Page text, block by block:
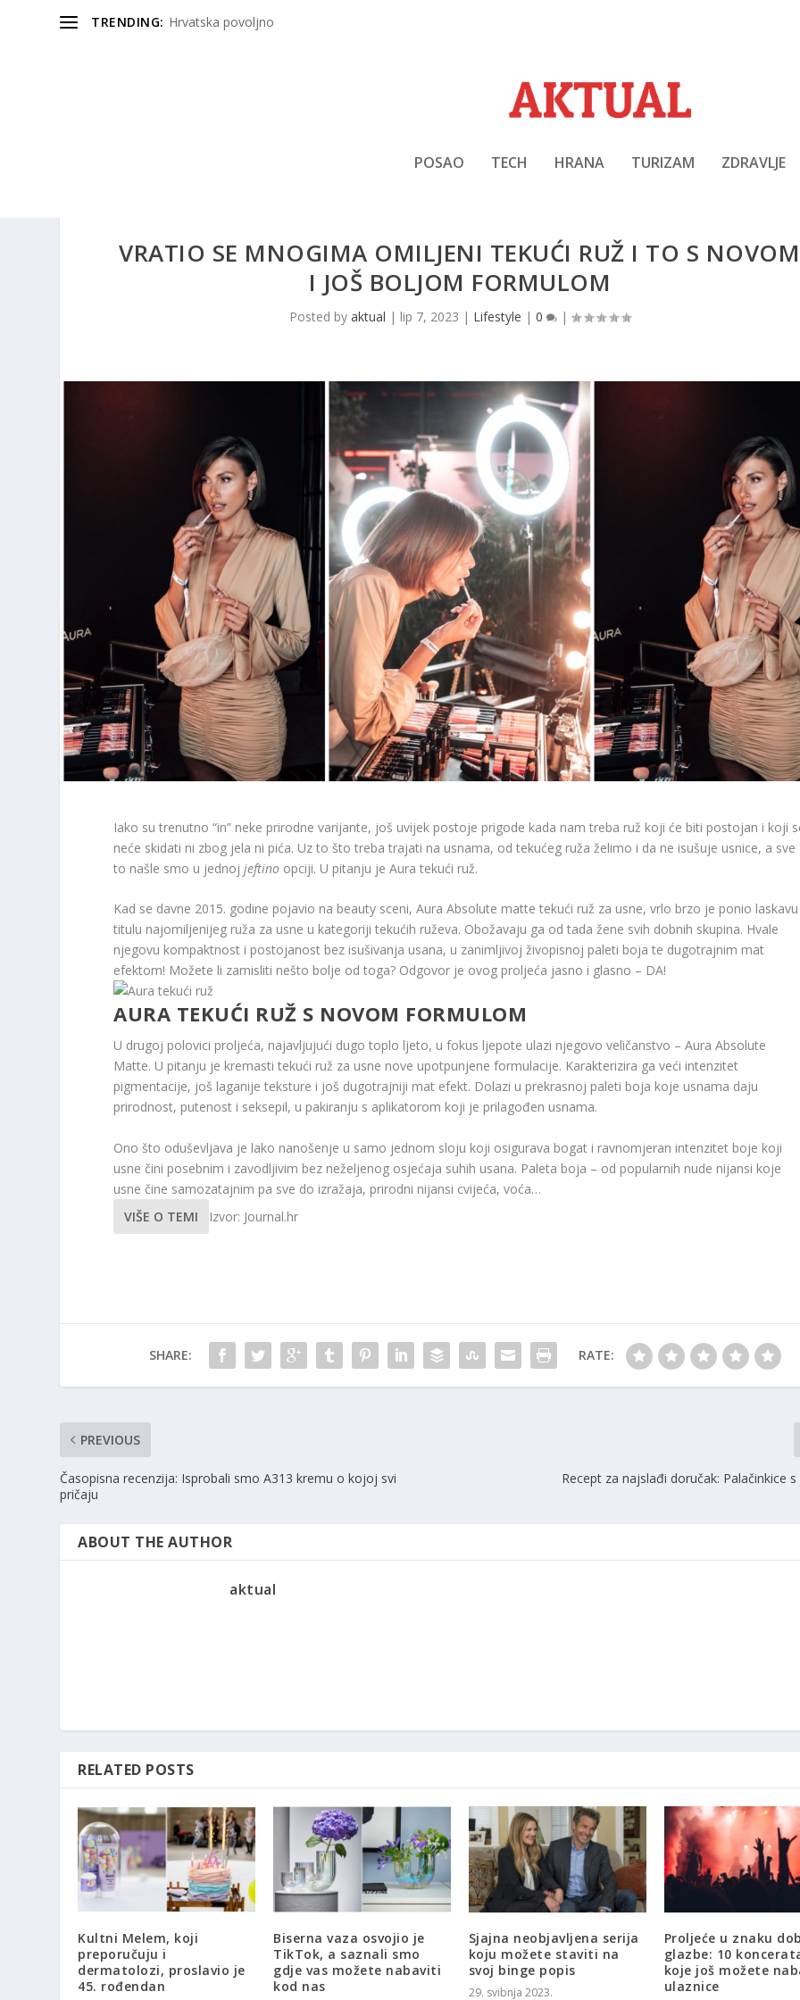
TRENDING: Hrvatska povoljno
POSAO TECH HRANA TURIZAM ZDRAVLJE
VRATIO SE MNOGIMA OMILJENI TEKUĆI RUŽ I TO S NOVOM
I JOŠ BOLJOM FORMULOM
Posted by aktual | lip 7, 2023 | Lifestyle | 0 |
Iako su trenutno “in” neke prirodne varijante, još uvijek postoje prigode kada nam treba ruž koji će biti postojan i koji
neće skidati ni zbog jela ni pića. Uz to što treba trajati na usnama, od tekućeg ruža želimo i da ne isušuje usnice, a sve
to našle smo u jednojjeftino opciji. U pitanju je Aura tekući ruž.
Kad se davne 2015. godine pojavio na beauty sceni, Aura Absolute matte tekući ruž za usne, vrlo brzo je ponio laskavu
titulu najomiljenijeg ruža za usne u kategoriji tekućih ruževa. Obožavaju ga od tada žene svih dobnih skupina. Hvale
njegovu kompaktnost i postojanost bez isušivanja usana, u zanimljivoj živopisnoj paleti boja te dugotrajnim mat
efektom! Možete li zamisliti nešto bolje od toga? Odgovor je ovog proljeća jasno i glasno – DA!
AURA TEKUĆI RUŽ S NOVOM FORMULOM
U drugoj polovici proljeća, najavljujući dugo toplo ljeto, u fokus ljepote ulazi njegovo veličanstvo – Aura Absolute
Matte. U pitanju je kremasti tekući ruž za usne nove upotpunjene formulacije. Karakterizira ga veći intenzitet
pigmentacije, još laganije teksture i još dugotrajniji mat efekt. Dolazi u prekrasnoj paleti boja koje usnama daju
prirodnost, putenost i seksepil, u pakiranju s aplikatorom koji je prilagođen usnama.
Ono što oduševljava je lako nanošenje u samo jednom sloju koji osigurava bogat i ravnomjeran intenzitet boje koji
usne čini posebnim i zavodljivim bez neželjenog osjećaja suhih usana. Paleta boja – od popularnih nude nijansi koje
usne čine samozatajnim pa sve do izražaja, prirodni nijansi cvijeća, voća…
VIŠE O TEMI
Izvor: Journal.hr
SHARE: RATE:
PREVIOUS
Časopisna recenzija: Isprobali smo A313 kremu o kojoj svi
pričaju
Recept za najslađi doručak: Palačinkice
ABOUT THE AUTHOR
aktual
RELATED POSTS
Kultni Melem, koji
preporučuju i
dermatolozi, proslavio je
45. rođendan
Biserna vaza osvojio je
TikTok, a saznali smo
gdje vas možete nabaviti
kod nas
Sjajna neobjavljena serija
koju možete staviti na
svoj binge popis
29. svibnja 2023.
Proljeće u znaku
glazbe: 10
koje još možete
ulaznice